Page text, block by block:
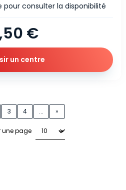
€
pour consulter la disponibilité
un centre
3 4 ... »
Page 1 sur 26
une page